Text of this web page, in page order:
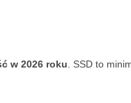
w 2026 roku . SSD to